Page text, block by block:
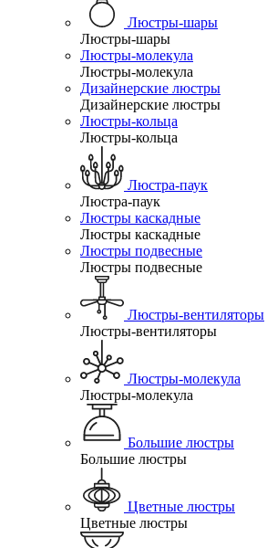
Люстры-шары
Люстры-шары
Люстры-молекула
Люстры-молекула
Дизайнерские люстры
Дизайнерские люстры
Люстры-кольца
Люстры-кольца
Люстра-паук
Люстра-паук
Люстры каскадные
Люстры каскадные
Люстры подвесные
Люстры подвесные
Люстры-вентиляторы
Люстры-вентиляторы
Люстры-молекула
Люстры-молекула
Большие люстры
Большие люстры
Цветные люстры
Цветные люстры